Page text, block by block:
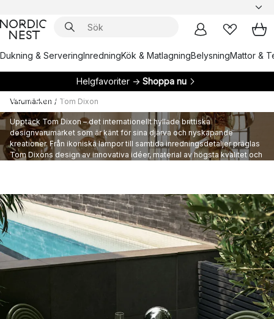
Dukning & ServeringInredningKök & MatlagningBelysningMattor &
Helgfavoriter → Shoppa nu
Varumärken / Tom Dixon
Tom Dixon
Upptäck Tom Dixon – det internationellt hyllade brittiska
designvarumärket som är känt för sina djärva och nyskapande
kreationer. Från ikoniska lampor till samtida inredningsdetaljer präglas
Tom Dixons design av innovativa idéer, material av högsta kvalitet och